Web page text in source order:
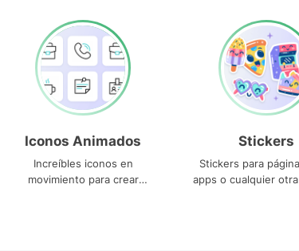
Iconos Animados
Increíbles iconos en
movimiento para crear
Stickers
Stickers para
apps o cualquier